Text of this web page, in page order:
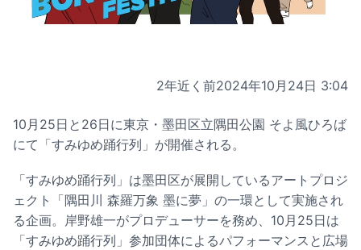
2年近く前2024年10月24日 3:04
10月25日と26日に東京・墨田区立隅田公園 そよ風ひろば
にて「すみゆめ踊行列」が開催される。
「すみゆめ踊行列」は墨田区が展開しているアートプロジ
ェクト「隅田川 森羅万象 墨に夢」の一環として実施され
る企画。岸野雄一がプロデューサーを務め、10月25日は
「すみゆめ踊行列」参加団体によるパフォーマンスと広場